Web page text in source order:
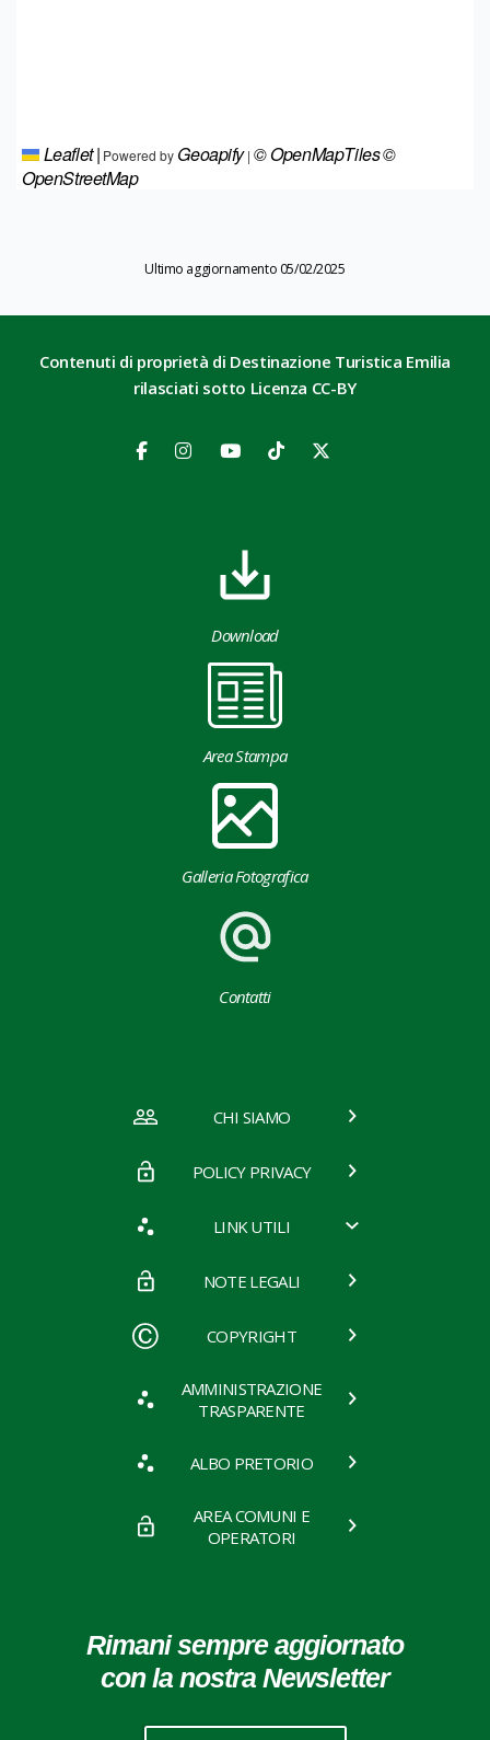
Leaflet| Powered by Geoapify|© OpenMapTiles©
OpenStreetMap
Ultimo aggiornamento 05/02/2025
Contenuti di proprietà di Destinazione Turistica Emilia
rilasciati sotto Licenza CC-BY
Download
Area Stampa
Galleria Fotografica
Contatti
CHI SIAMO
POLICY PRIVACY
LINK UTILI
NOTE LEGALI
COPYRIGHT
AMMINISTRAZIONE
TRASPARENTE
ALBO PRETORIO
AREA COMUNI E
OPERATORI
Rimani sempre aggiornato
con la nostra Newsletter